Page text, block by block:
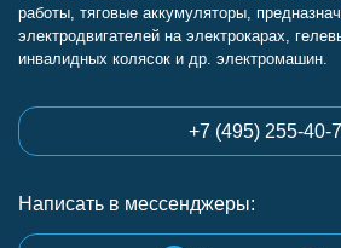
работы, тяговые аккумуляторы,
электродвигателей на электрокарах,
инвалидных колясок и др. электромашин.
+7 (495) 255-40-
Написать в мессенджеры: